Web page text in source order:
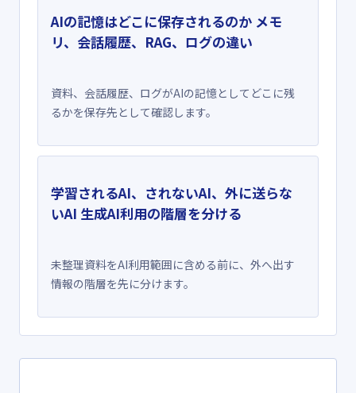
AIの記憶はどこに保存されるのか メモ
リ、会話履歴、RAG、ログの違い
資料、会話履歴、ログがAIの記憶としてどこに残
るかを保存先として確認します。
学習されるAI、されないAI、外に送らな
いAI 生成AI利用の階層を分ける
未整理資料をAI利用範囲に含める前に、外へ出す
情報の階層を先に分けます。